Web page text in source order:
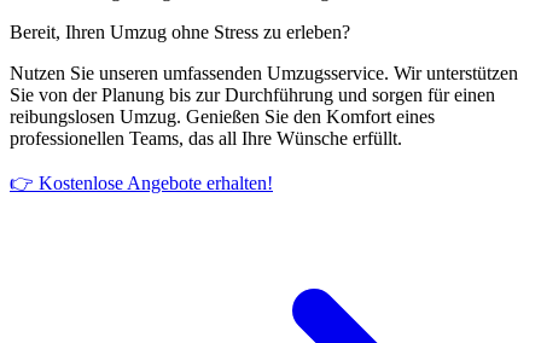
Bereit, Ihren Umzug ohne Stress zu erleben?
Nutzen Sie unseren umfassenden Umzugsservice. Wir unterstützen
Sie von der Planung bis zur Durchführung und sorgen für einen
reibungslosen Umzug. Genießen Sie den Komfort eines
professionellen Teams, das all Ihre Wünsche erfüllt.
👉 Kostenlose Angebote erhalten!